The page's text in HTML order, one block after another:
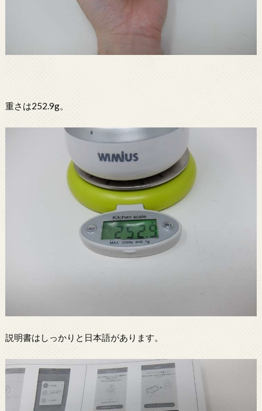
重さは252.9g。
説明書はしっかりと日本語があります。